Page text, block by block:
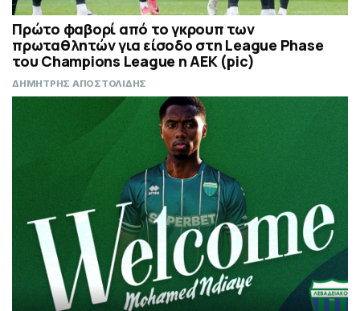
Πρώτο φαβορί από το γκρουπ των
πρωταθλητών για είσοδο στη League Phase
του Champions League η ΑΕΚ (pic)
ΔΗΜΗΤΡΗΣ ΑΠΟΣΤΟΛΙΔΗΣ